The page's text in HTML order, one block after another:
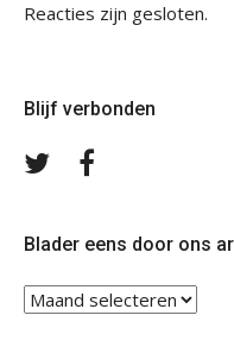
Reacties zijn gesloten.
Blijf verbonden
Volg
Blader eens door ons
Blader
eens